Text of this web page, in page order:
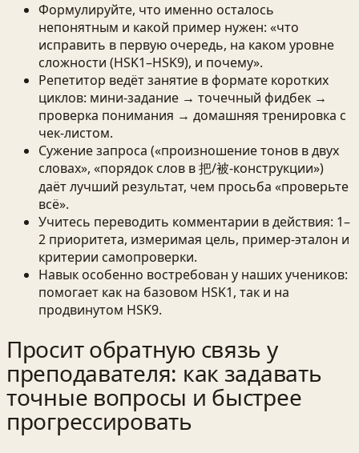
Формулируйте, что именно осталось
непонятным и какой пример нужен: «что
исправить в первую очередь, на каком уровне
сложности (HSK1–HSK9), и почему».
Репетитор ведёт занятие в формате коротких
циклов: мини-задание → точечный фидбек →
проверка понимания → домашняя тренировка с
чек‑листом.
Сужение запроса («произношение тонов в двух
словах», «порядок слов в 把/被-конструкции»)
даёт лучший результат, чем просьба «проверьте
всё».
Учитесь переводить комментарии в действия: 1–
2 приоритета, измеримая цель, пример-эталон и
критерии самопроверки.
Навык особенно востребован у наших учеников:
помогает как на базовом HSK1, так и на
продвинутом HSK9.
Просит обратную связь у
преподавателя: как задавать
точные вопросы и быстрее
прогрессировать